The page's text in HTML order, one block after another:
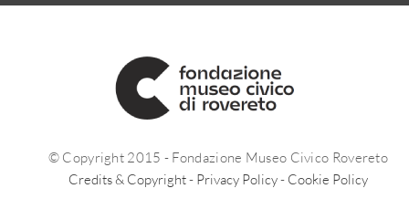
© Copyright 2015 - Fondazione Museo Civico Rovereto
Credits & Copyright- Privacy Policy- Cookie Policy